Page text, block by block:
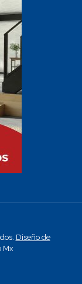
Diseño de
Mx